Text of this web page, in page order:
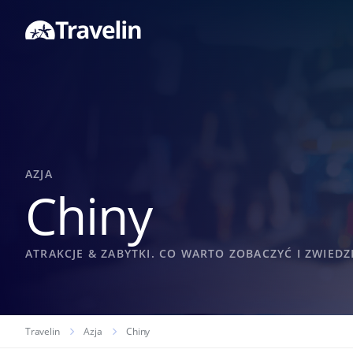
AZJA
Chiny
ATRAKCJE & ZABYTKI. CO WARTO ZOBACZYĆ I
Travelin Azja Chiny